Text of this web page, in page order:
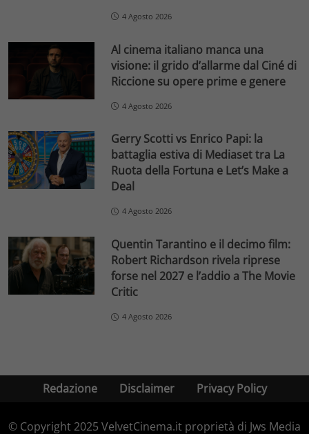
4 Agosto 2026
Al cinema italiano manca una
visione: il grido d’allarme dal Ciné di
Riccione su opere prime e genere
4 Agosto 2026
Gerry Scotti vs Enrico Papi: la
battaglia estiva di Mediaset tra La
Ruota della Fortuna e Let’s Make a
Deal
4 Agosto 2026
Quentin Tarantino e il decimo film:
Robert Richardson rivela riprese
forse nel 2027 e l’addio a The Movie
Critic
4 Agosto 2026
Redazione Disclaimer Privacy Policy
© Copyright 2025 VelvetCinema.it proprietà di Jws Media